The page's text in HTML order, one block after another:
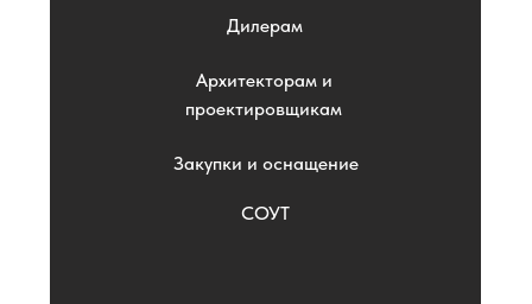
Архитекторам и
проектировщикам
Дилерам
Закупки и оснащение
СОУТ